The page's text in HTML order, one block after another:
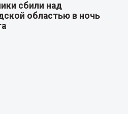
сбили над
областью в ночь